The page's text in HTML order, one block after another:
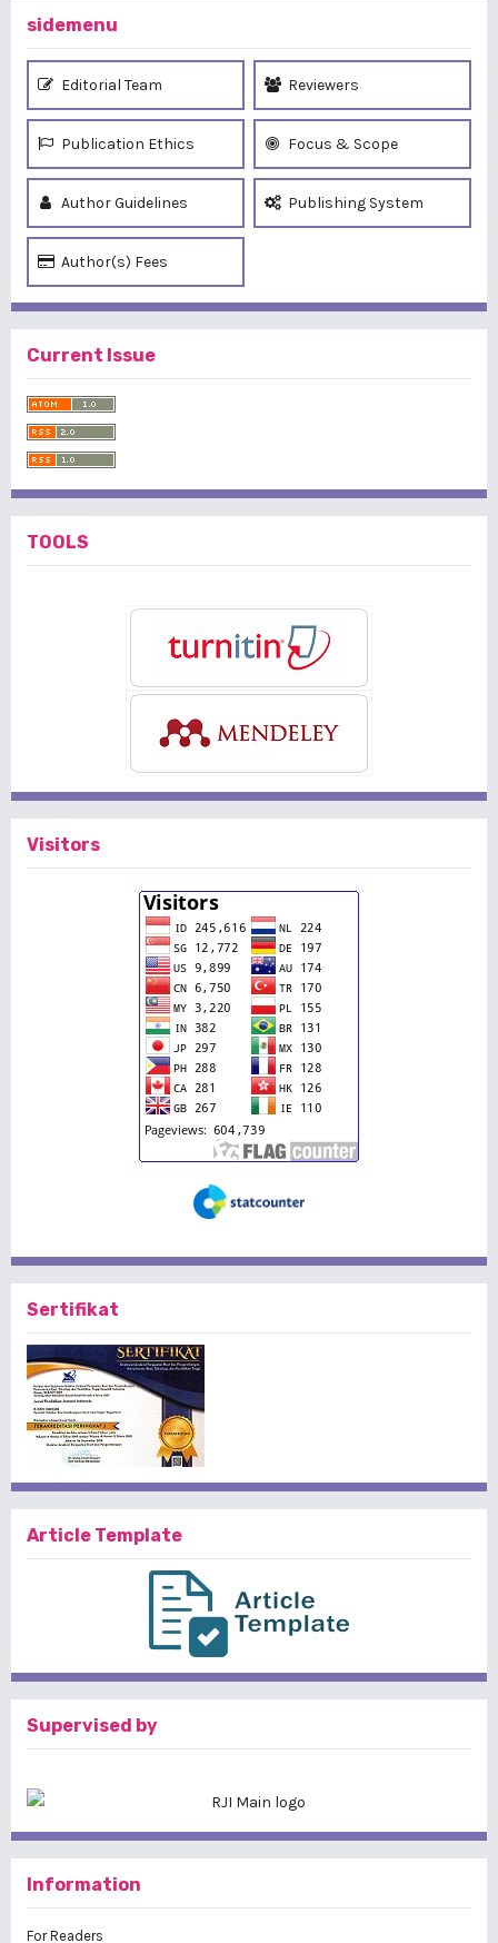
sidemenu
Editorial Team Reviewers
Publication Ethics Focus & Scope
Author Guidelines Publishing System
Author(s) Fees
Current Issue
TOOLS
Visitors
Sertifikat
Article Template
Supervised by
Information
For Readers